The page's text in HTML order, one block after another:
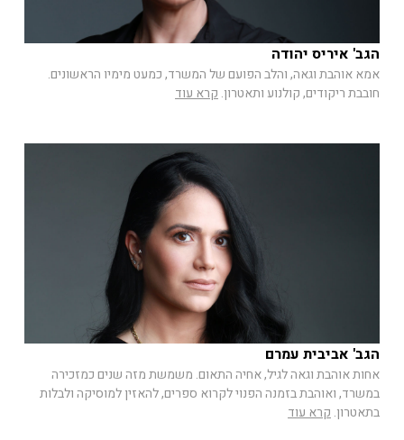
הגב' איריס יהודה
אמא אוהבת וגאה, והלב הפועם של המשרד, כמעט מימיו הראשונים.
חובבת ריקודים, קולנוע ותאטרון. קרא עוד
הגב' אביבית עמרם
אחות אוהבת וגאה לגיל, אחיה התאום. משמשת מזה שנים כמזכירה
במשרד, ואוהבת בזמנה הפנוי לקרוא ספרים, להאזין למוסיקה ולבלות
בתאטרון. קרא עוד